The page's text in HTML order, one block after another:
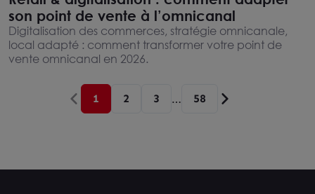
son point de vente à l’omnicanal
Digitalisation des commerces, stratégie omnicanale,
local adapté : comment transformer votre point de
vente omnicanal en 2026.
1 2 3 … 58